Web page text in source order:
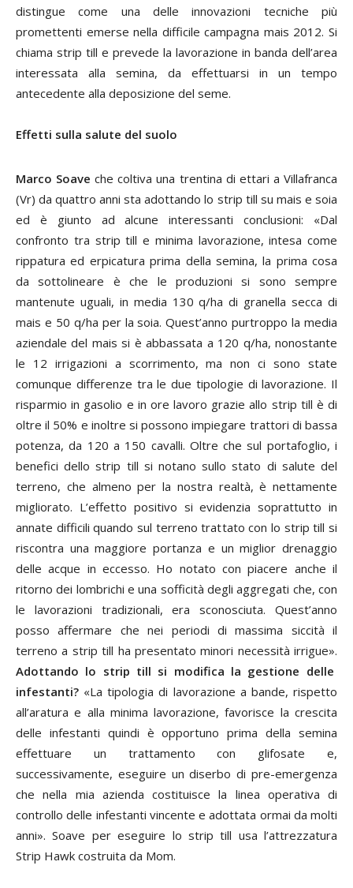
distingue come una delle innovazioni tecniche più
promettenti emerse nella difficile campagna mais 2012. Si
chiama strip till e prevede la lavorazione in banda dell’area
interessata alla semina, da effettuarsi in un tempo
antecedente alla deposizione del seme.
Effetti sulla salute del suolo
Marco Soaveche coltiva una trentina di ettari a Villafranca
(Vr) da quattro anni sta adottando lo strip till su mais e soia
ed è giunto ad alcune interessanti conclusioni: «Dal
confronto tra strip till e minima lavorazione, intesa come
rippatura ed erpicatura prima della semina, la prima cosa
da sottolineare è che le produzioni si sono sempre
mantenute uguali, in media 130 q/ha di granella secca di
mais e 50 q/ha per la soia. Quest’anno purtroppo la media
aziendale del mais si è abbassata a 120 q/ha, nonostante
le 12 irrigazioni a scorrimento, ma non ci sono state
comunque differenze tra le due tipologie di lavorazione. Il
risparmio in gasolio e in ore lavoro grazie allo strip till è di
oltre il 50% e inoltre si possono impiegare trattori di bassa
potenza, da 120 a 150 cavalli. Oltre che sul portafoglio, i
benefici dello strip till si notano sullo stato di salute del
terreno, che almeno per la nostra realtà, è nettamente
migliorato. L’effetto positivo si evidenzia soprattutto in
annate difficili quando sul terreno trattato con lo strip till si
riscontra una maggiore portanza e un miglior drenaggio
delle acque in eccesso. Ho notato con piacere anche il
ritorno dei lombrichi e una sofficità degli aggregati che, con
le lavorazioni tradizionali, era sconosciuta. Quest’anno
posso affermare che nei periodi di massima siccità il
terreno a strip till ha presentato minori necessità irrigue».
Adottando lo strip till si modifica la gestione delle
infestanti? «La tipologia di lavorazione a bande, rispetto
all’aratura e alla minima lavorazione, favorisce la crescita
delle infestanti quindi è opportuno prima della semina
effettuare un trattamento con glifosate e,
successivamente, eseguire un diserbo di pre-emergenza
che nella mia azienda costituisce la linea operativa di
controllo delle infestanti vincente e adottata ormai da molti
anni». Soave per eseguire lo strip till usa l’attrezzatura
Strip Hawk costruita da Mom.